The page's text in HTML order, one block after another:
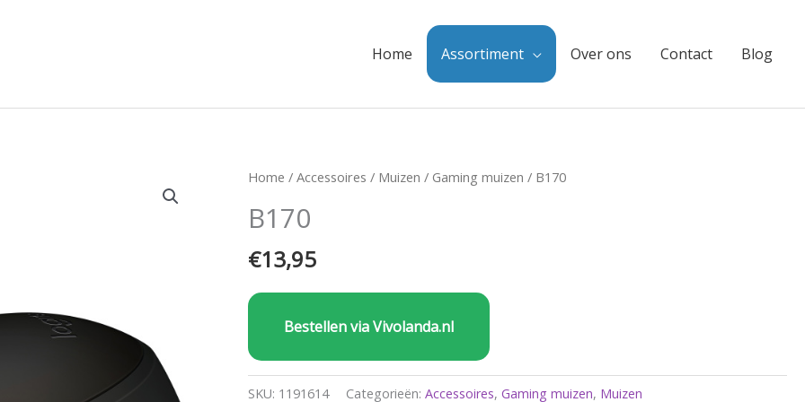
Home Assortiment Over ons Contact Blog
Home /Accessoires / Muizen / Gaming muizen / B170
B170
€13,95
Bestellen via Vivolanda.nl
SKU: 1191614 Categorieën:Accessoires,Gaming muizen, Muizen